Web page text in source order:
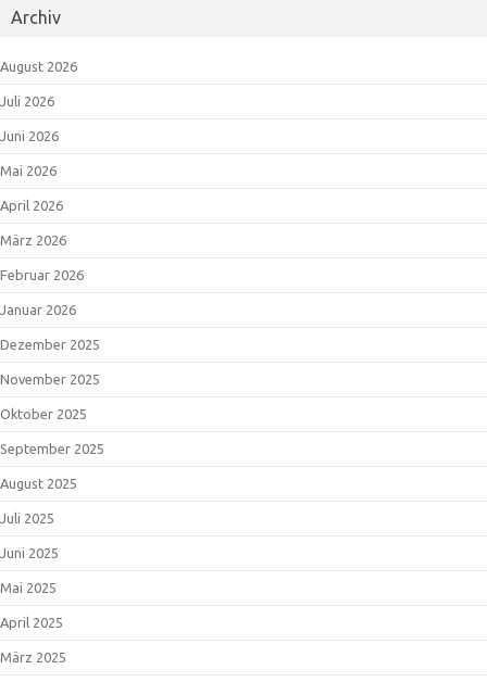
Archiv
August 2026
Juli 2026
Juni 2026
Mai 2026
April 2026
März 2026
Februar 2026
Januar 2026
Dezember 2025
November 2025
Oktober 2025
September 2025
August 2025
Juli 2025
Juni 2025
Mai 2025
April 2025
März 2025